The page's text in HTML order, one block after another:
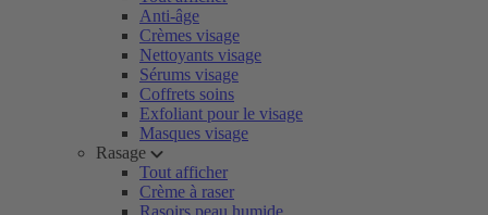
Anti-âge
Crèmes visage
Nettoyants visage
Sérums visage
Coffrets soins
Exfoliant pour le visage
Masques visage
Rasage
Tout afficher
Crème à raser
Rasoirs peau humide